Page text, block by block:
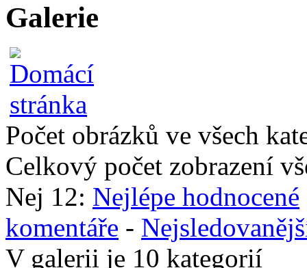
Galerie
Počet obrázků ve všech
Celkový počet zobrazení
Nej 12: Nejlépe hodnocené
komentáře -
V galerii je 10 kategorií